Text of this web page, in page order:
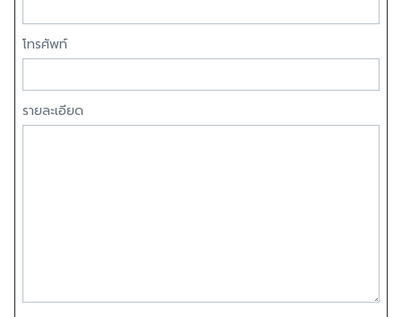
โทรศัพท์
รายละเอียด